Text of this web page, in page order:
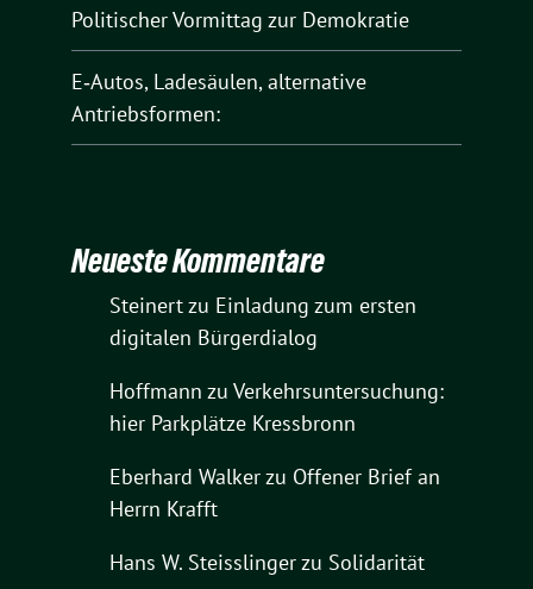
Politischer Vormittag zur Demokratie
E‑Autos, Ladesäulen, alternative
Antriebsformen:
Neueste Kommentare
Steinertzu Einladung zum ersten
digitalen Bürgerdialog
Hoffmann zu Verkehrsuntersuchung:
hier Parkplätze Kressbronn
Eberhard Walkerzu Offener Brief an
Herrn Krafft
Hans W. Steisslingerzu Solidarität